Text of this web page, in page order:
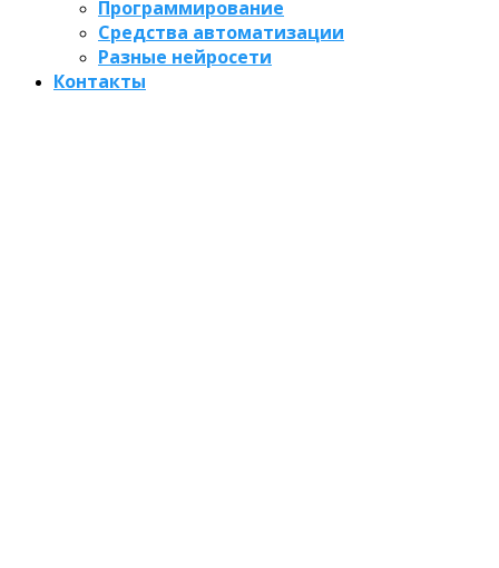
Программирование
Средства автоматизации
Разные нейросети
Контакты